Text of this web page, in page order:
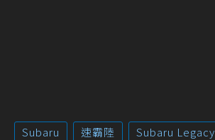
Subaru 速霸陸 Subaru Legacy